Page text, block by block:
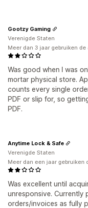
Was good when I was
mortar physical store.
counts every single
PDF or slip for, so
PDF.
Gootzy Gaming
Verenigde Staten
Meer dan 3 jaar gebruiken de
Was excellent until
unresponsive.
orders/invoices as fully
Anytime Lock & Safe
Verenigde Staten
Meer dan een jaar gebruiken